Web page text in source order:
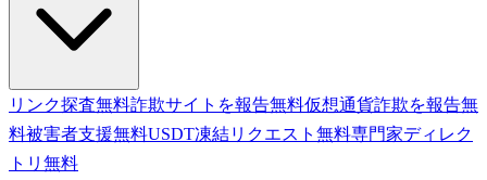
リンク探査無料詐欺サイトを報告無料仮想通貨詐欺を報告無
料被害者支援無料USDT凍結リクエスト 無料専門家ディレク
トリ 無料